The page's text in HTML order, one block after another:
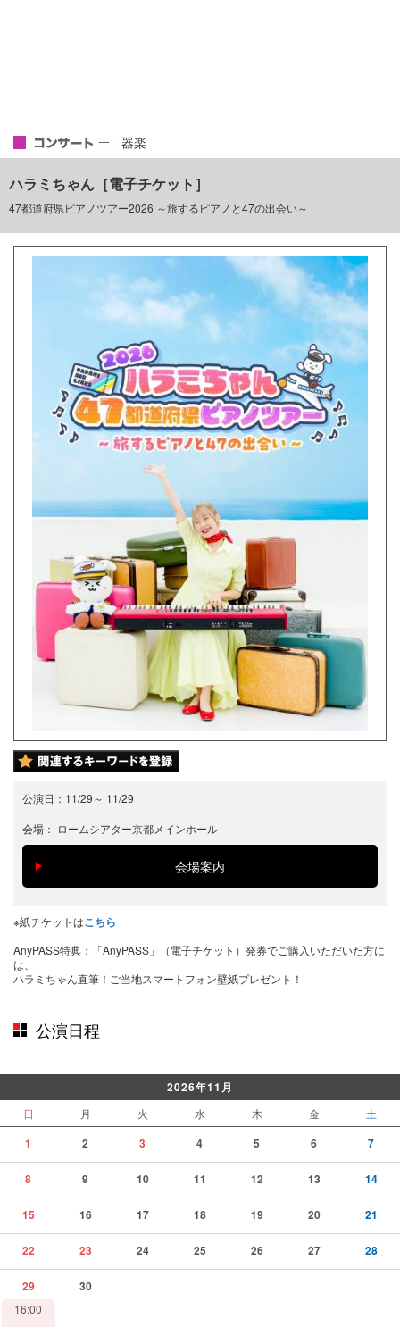
器楽
ハラミちゃん［電子チケット］
47都道府県ピアノツアー2026 ～旅するピアノと47の出会い～
公演日： 11/29～ 11/29
会場： ロームシアター京都メインホール
※紙チケットはこちら
AnyPASS特典：「AnyPASS」（電子チケット）発券でご購入いただいた方に
は、
ハラミちゃん直筆！ご当地スマートフォン壁紙プレゼント！
公演日程
2026年11月
日 月 火 水 木 金 土
1 2 3 4 5 6 7
8 9 10 11 12 13 14
15 16 17 18 19 20 21
22 23 24 25 26 27 28
29
16:00
30